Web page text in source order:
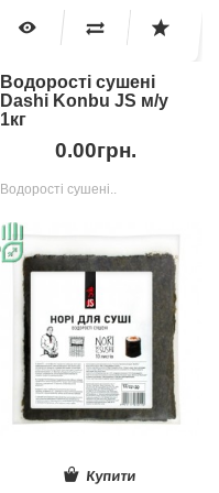
Водорості сушені
Dashi Konbu JS м/у
1кг
0.00грн.
Водорості сушені..
Купити